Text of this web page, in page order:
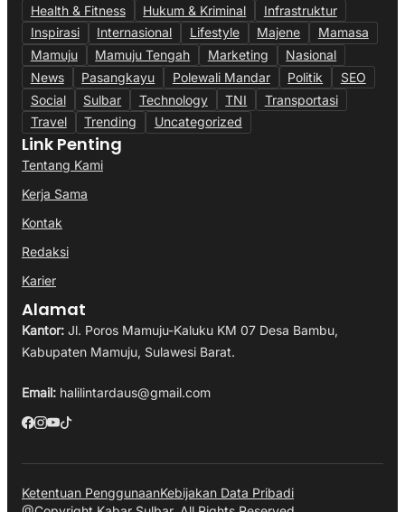
Health & Fitness
Hukum & Kriminal
Infrastruktur
Inspirasi
Internasional Lifestyle Majene
Mamasa
Mamuju
Mamuju Tengah Marketing
Nasional
News
Pasangkayu Polewali Mandar Politik
SEO
Social
Sulbar Technology TNI
Transportasi
Travel
Trending Uncategorized
Link Penting
Tentang Kami
Kerja Sama
Kontak
Redaksi
Karier
Alamat
Kantor: Jl. Poros Mamuju-Kaluku KM 07 Desa Bambu,
Kabupaten Mamuju, Sulawesi Barat.
Email: halilintardaus@gmail.com
Ketentuan PenggunaanKebijakan Data Pribadi